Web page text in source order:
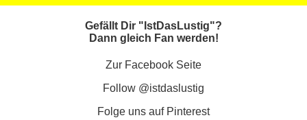
Gefällt Dir "IstDasLustig"?
Dann gleich Fan werden!
Zur Facebook Seite
Follow @istdaslustig
Folge uns auf Pinterest